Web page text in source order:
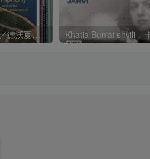
Fritz Reiner – 莱纳／德沃夏克：第九交响曲